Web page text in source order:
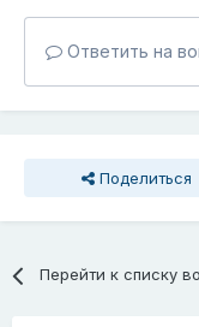
Ответить на
Поделиться
Перейти к списку